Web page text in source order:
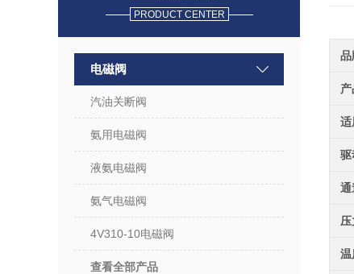
PRODUCT CENTER
电磁阀
汽油关断阀
氨用电磁阀
液氨电磁阀
氨气电磁阀
4V310-10电磁阀
查看全部产品
品
产
适
驱
通
压
温